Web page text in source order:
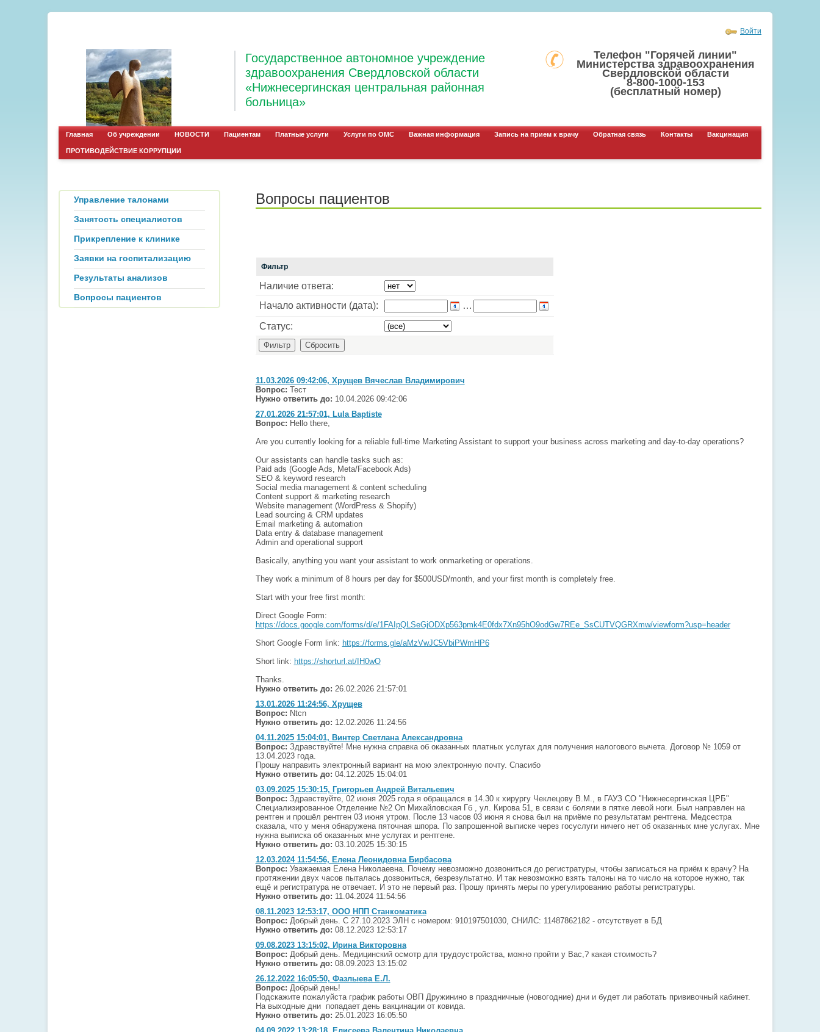
Войти
Телефон "Горячей линии"
Министерства здравоохранения
Свердловской области
8-800-1000-153
(бесплатный номер)
Государственное автономное учреждение
здравоохранения Свердловской области
«Нижнесергинская центральная районная
больница»
Главная Об учреждении НОВОСТИ Пациентам Платные услуги Услуги по ОМС Важная информация Запись на прием к врачу Обратная связь Контакты Вакцинация
ПРОТИВОДЕЙСТВИЕ КОРРУПЦИИ
Управление талонами
Занятость специалистов
Прикрепление к клинике
Заявки на госпитализацию
Результаты анализов
Вопросы пациентов
Вопросы пациентов
Фильтр
Наличие ответа:
Начало активности (дата):
…
Статус:
11.03.2026 09:42:06, Хрущев Вячеслав Владимирович
Вопрос: Тест
Нужно ответить до: 10.04.2026 09:42:06
27.01.2026 21:57:01, Lula Baptiste
Вопрос: Hello there,
Are you currently looking for a reliable full-time Marketing Assistant to support your business across marketing and day-to-day operations?
Our assistants can handle tasks such as:
Paid ads (Google Ads, Meta/Facebook Ads)
SEO & keyword research
Social media management & content scheduling
Content support & marketing research
Website management (WordPress & Shopify)
Lead sourcing & CRM updates
Email marketing & automation
Data entry & database management
Admin and operational support
Basically, anything you want your assistant to work onmarketing or operations.
They work a minimum of 8 hours per day for $500USD/month, and your first month is completely free.
Start with your free first month:
Direct Google Form:
https://docs.google.com/forms/d/e/1FAIpQLSeGjODXp563pmk4E0fdx7Xn95hO9odGw7REe_SsCUTVQGRXmw/viewform?usp=header
Short Google Form link: https://forms.gle/aMzVwJC5VbiPWmHP6
Short link: https://shorturl.at/IH0wO
Thanks.
Нужно ответить до: 26.02.2026 21:57:01
13.01.2026 11:24:56, Хрущев
Вопрос: Ntcn
Нужно ответить до: 12.02.2026 11:24:56
04.11.2025 15:04:01, Винтер Светлана Александровна
Вопрос: Здравствуйте! Мне нужна справка об оказанных платных услугах для получения налогового вычета. Договор № 1059 от
13.04.2023 года.
Прошу направить электронный вариант на мою электронную почту. Спасибо
Нужно ответить до: 04.12.2025 15:04:01
03.09.2025 15:30:15, Григорьев Андрей Витальевич
Вопрос: Здравствуйте, 02 июня 2025 года я обращался в 14.30 к хирургу Чеклецову В.М., в ГАУЗ СО "Нижнесергинская ЦРБ"
Специализированное Отделение №2 Оп Михайловская Гб , ул. Кирова 51, в связи с болями в пятке левой ноги. Был направлен на
рентген и прошёл рентген 03 июня утром. После 13 часов 03 июня я снова был на приёме по результатам рентгена. Медсестра
сказала, что у меня обнаружена пяточная шпора. По запрошенной выписке через госуслуги ничего нет об оказанных мне услугах. Мне
нужна выписка об оказанных мне услугах и рентгене.
Нужно ответить до: 03.10.2025 15:30:15
12.03.2024 11:54:56, Елена Леонидовна Бирбасова
Вопрос: Уважаемая Елена Николаевна. Почему невозможно дозвониться до регистратуры, чтобы записаться на приём к врачу? На
протяжении двух часов пыталась дозвониться, безрезультатно. И так невозможно взять талоны на то число на которое нужно, так
ещё и регистратура не отвечает. И это не первый раз. Прошу принять меры по урегулированию работы регистратуры.
Нужно ответить до: 11.04.2024 11:54:56
08.11.2023 12:53:17, ООО НПП Станкоматика
Вопрос: Добрый день. С 27.10.2023 ЭЛН с номером: 910197501030, СНИЛС: 11487862182 - отсутствует в БД
Нужно ответить до: 08.12.2023 12:53:17
09.08.2023 13:15:02, Ирина Викторовна
Вопрос: Добрый день. Медицинский осмотр для трудоустройства, можно пройти у Вас,? какая стоимость?
Нужно ответить до: 08.09.2023 13:15:02
26.12.2022 16:05:50, Фазлыева Е.Л.
Вопрос: Добрый день!
Подскажите пожалуйста график работы ОВП Дружинино в праздничные (новогодние) дни и будет ли работать прививочный кабинет.
На выходные дни попадает день вакцинации от ковида.
Нужно ответить до: 25.01.2023 16:05:50